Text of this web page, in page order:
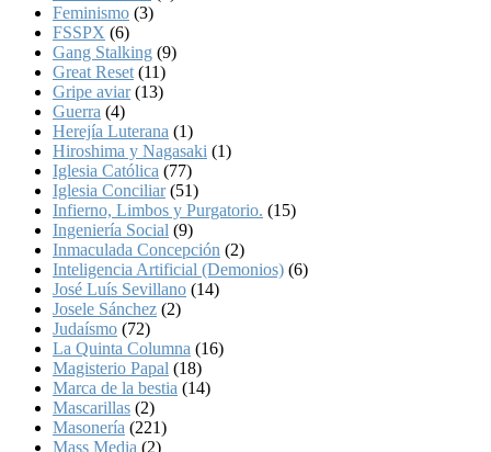
Feminismo (3)
FSSPX (6)
Gang Stalking (9)
Great Reset (11)
Gripe aviar(13)
Guerra (4)
Herejía Luterana (1)
Hiroshima y Nagasaki (1)
Iglesia Católica (77)
Iglesia Conciliar(51)
Infierno, Limbos y Purgatorio. (15)
Ingeniería Social (9)
Inmaculada Concepción (2)
Inteligencia Artificial (Demonios) (6)
José Luís Sevillano (14)
Josele Sánchez (2)
Judaísmo (72)
La Quinta Columna (16)
Magisterio Papal (18)
Marca de la bestia (14)
Mascarillas (2)
Masonería (221)
Mass Media (2)